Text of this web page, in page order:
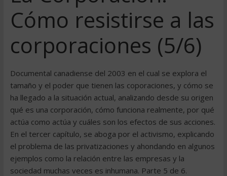
Cómo resistirse a las
corporaciones (5/6)
Documental canadiense del 2003 en el cual se explora el
tamaño y el poder que tienen las coporaciones, y cómo se
ha llegado a la situación actual, analizando desde su origen
qué es una corporación, cómo funciona realmente, por qué
actúa como actúa y cuáles son los efectos de sus acciones.
En el tercer capítulo, se aboga por el activismo, explicando
el problema de las privatizaciones y ahondando en algunos
ejemplos como la relación entre las empresas y la
sociedad muchas veces es inhumana. Parte 5 de 6.